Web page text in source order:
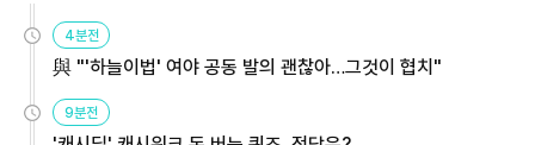
4분전
與 "'하늘이법' 여야 공동 발의 괜찮아…그것이 협치"
9분전